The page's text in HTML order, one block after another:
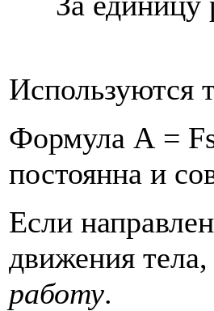
Используются
Формула А =
постоянна и
Если
движения
работу.